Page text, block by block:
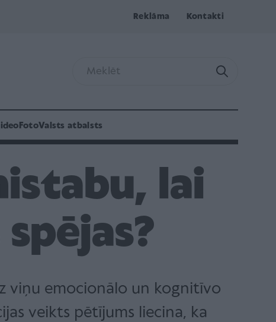
Reklāma Kontakti
FotoValsts atbalsts
lai
viņu emocionālo un kognitīvo
veikts pētījums liecina, ka